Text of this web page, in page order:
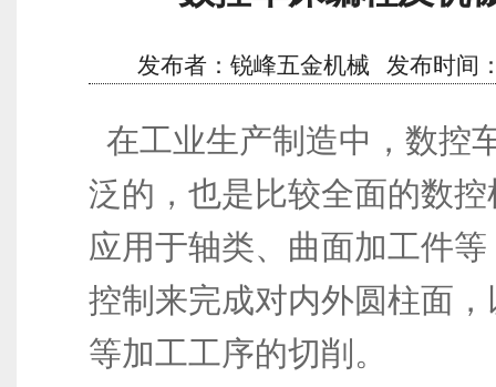
发布者：锐峰五金机械 发布时间
在工业生产制造中，数控
泛的，也是比较全面的数
应用于轴类、曲面加工件
控制来完成对内外圆柱面
等加工工序的切削。